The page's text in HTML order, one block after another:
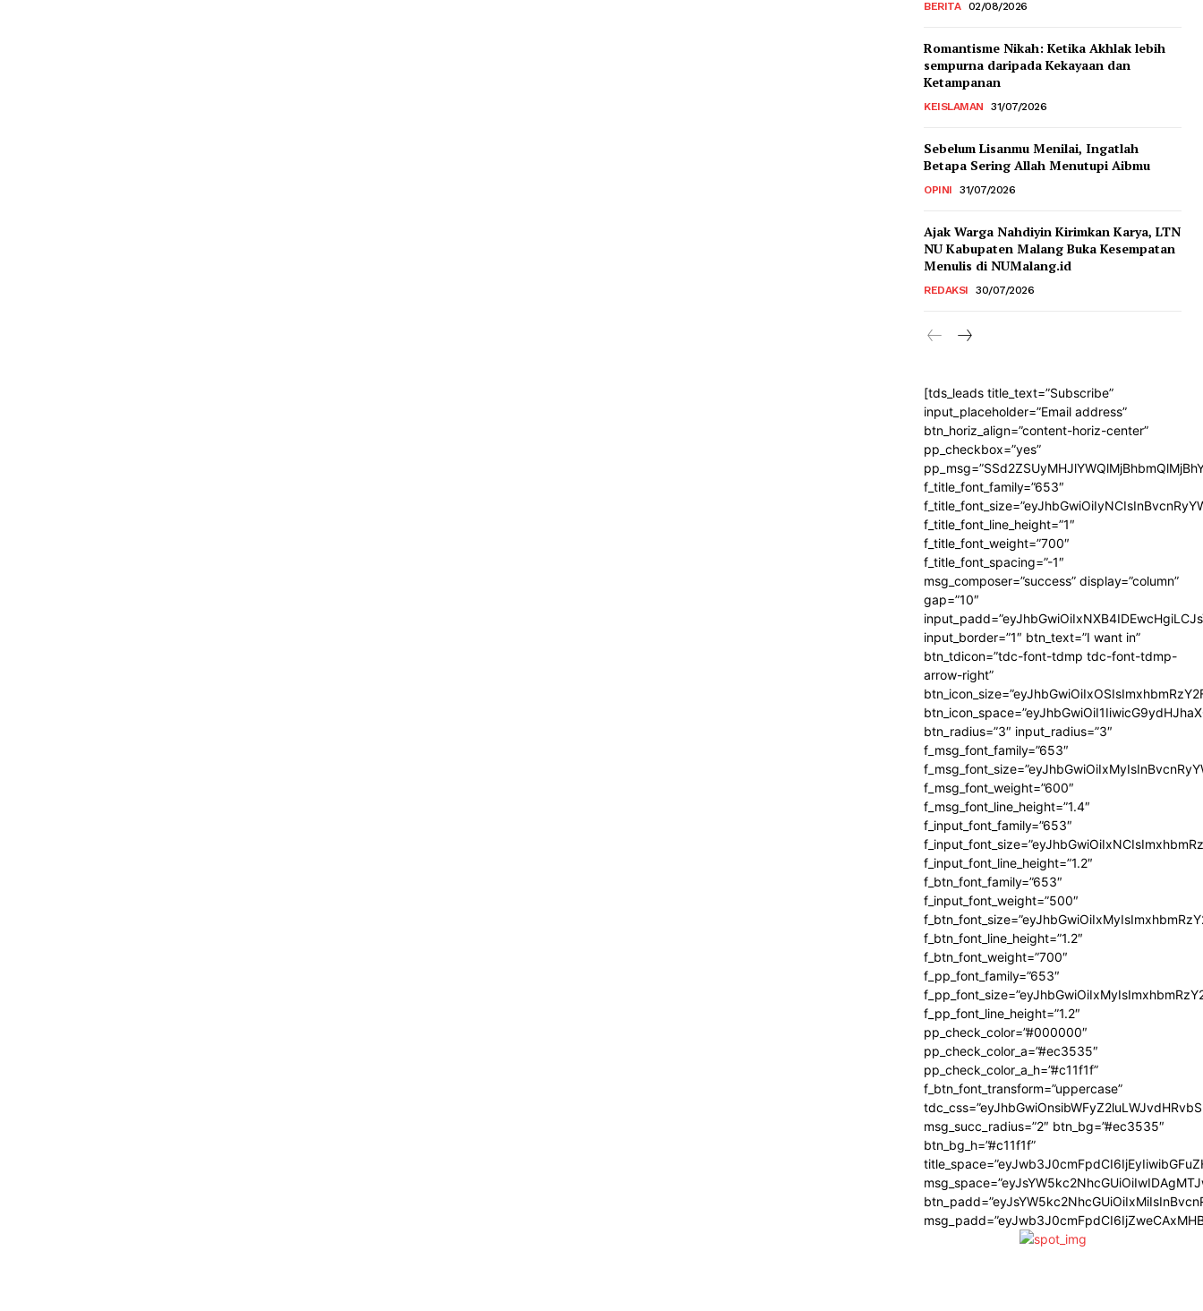
BERITA 02/08/2026
Romantisme Nikah: Ketika Akhlak lebih
sempurna daripada Kekayaan dan
Ketampanan
KEISLAMAN 31/07/2026
Sebelum Lisanmu Menilai, Ingatlah
Betapa Sering Allah Menutupi Aibmu
OPINI 31/07/2026
Ajak Warga Nahdiyin Kirimkan Karya, LTN
NU Kabupaten Malang Buka Kesempatan
Menulis di NUMalang.id
REDAKSI 30/07/2026
[tds_leads title_text=”Subscribe”
input_placeholder=”Email address”
btn_horiz_align=”content-horiz-center”
pp_checkbox=”yes”
f_title_font_family=”653″
f_title_font_line_height=”1″
f_title_font_weight=”700″
f_title_font_spacing=”-1″
msg_composer=”success” display=”column”
gap=”10″
input_border=”1″ btn_text=”I want in”
btn_tdicon=”tdc-font-tdmp tdc-font-tdmp-
arrow-right”
btn_radius=”3″ input_radius=”3″
f_msg_font_family=”653″
f_msg_font_weight=”600″
f_msg_font_line_height=”1.4″
f_input_font_family=”653″
f_input_font_line_height=”1.2″
f_btn_font_family=”653″
f_input_font_weight=”500″
f_btn_font_line_height=”1.2″
f_btn_font_weight=”700″
f_pp_font_family=”653″
f_pp_font_line_height=”1.2″
pp_check_color=”#000000″
pp_check_color_a=”#ec3535″
pp_check_color_a_h=”#c11f1f”
f_btn_font_transform=”uppercase”
msg_succ_radius=”2″ btn_bg=”#ec3535″
btn_bg_h=”#c11f1f”